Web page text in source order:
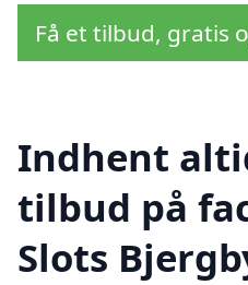
Få et tilbud, gratis
Indhent
tilbud på
Slots